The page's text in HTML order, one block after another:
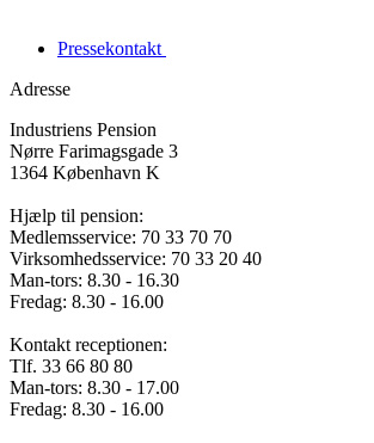
Pressekontakt
Adresse
Industriens Pension
Nørre Farimagsgade 3
1364 København K
Hjælp til pension:
Medlemsservice: 70 33 70 70
Virksomhedsservice: 70 33 20 40
Man-tors: 8.30 - 16.30
Fredag: 8.30 - 16.00
Kontakt receptionen:
Tlf. 33 66 80 80
Man-tors: 8.30 - 17.00
Fredag: 8.30 - 16.00